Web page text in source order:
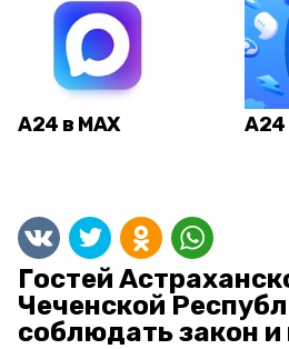
А24 в MAX А24
Гостей
Чеченской
соблюдать закон